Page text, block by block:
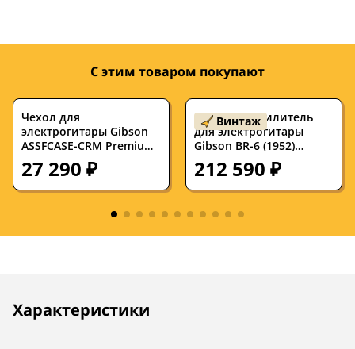
Дека клен, махагони
—
Гриф
махагони
—
Накладка на гриф
черное дерево
—
Цвет корпуса
черный
красный
кейс
Бридж
фиксированный
С этим товаром покупают
Чехол для
электрогитары Gibson
ASSFCASE-CRM Premium
Cream
27 290 ₽
Винтаж
Б/У Комбоусилитель
для электрогитары
Gibson BR-6 (1952)
ламповый 1x10" с
динамиком Jensen Field
Coil и лампами RCA
212 590 ₽
Описание
Характеристики
Инструкции